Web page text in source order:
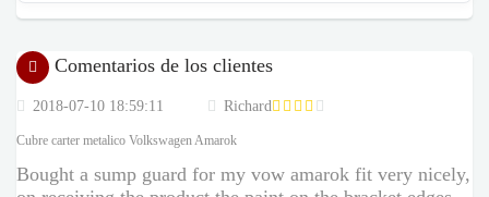
Comentarios de los clientes
2018-07-10 18:59:11 Richard
Cubre carter metalico Volkswagen Amarok
Bought a sump guard for my vow amarok fit very nicely,